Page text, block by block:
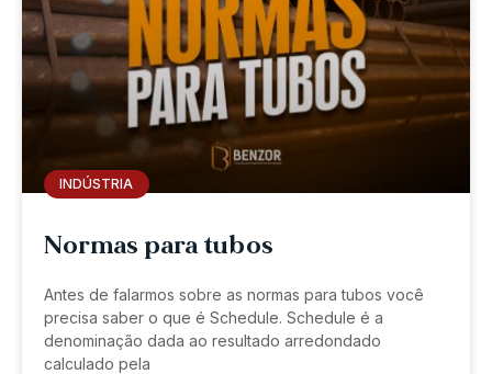
INDÚSTRIA
Normas para tubos
Antes de falarmos sobre as normas para tubos você
precisa saber o que é Schedule. Schedule é a
denominação dada ao resultado arredondado
calculado pela